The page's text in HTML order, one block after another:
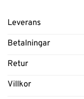
Leverans
Betalningar
Retur
Villkor